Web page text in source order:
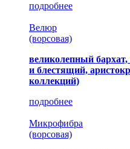
подробнее
Велюр
(ворсовая)
великолепный
и блестящий,
коллекций)
подробнее
Микрофибра
(ворсовая)